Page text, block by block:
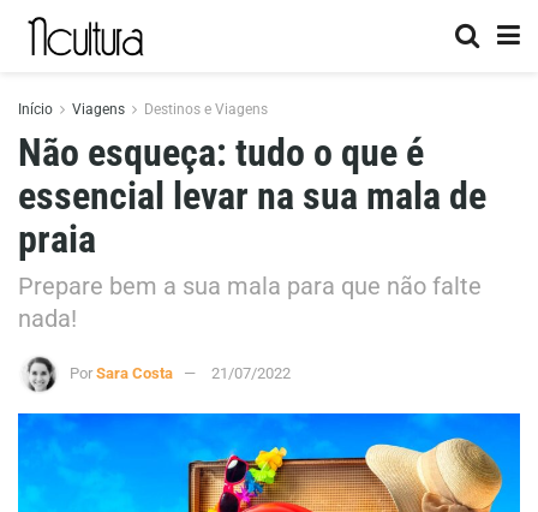
Início Viagens Destinos e Viagens
Não esqueça: tudo o que é
essencial levar na sua mala de
praia
Prepare bem a sua mala para que não falte
nada!
Por Sara Costa 21/07/2022